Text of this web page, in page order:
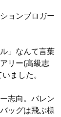
ョンブロガー
」なんて言葉
リー(高級志
ました。
志向。バレン
ッグは飛ぶ様